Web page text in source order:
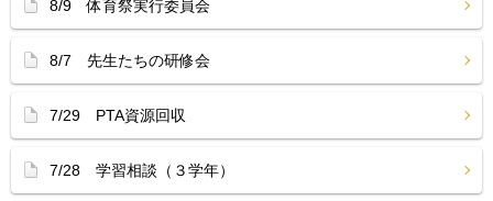
8/9 体育祭実行委員会
8/7 先生たちの研修会
7/29 PTA資源回収
7/28 学習相談（３学年）